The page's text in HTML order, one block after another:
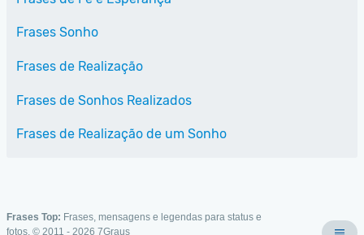
Frases Sonho
Frases de Realização
Frases de Sonhos Realizados
Frases de Realização de um Sonho
Frases Top: Frases, mensagens e legendas para status e
fotos. © 2011 - 2026 7Graus